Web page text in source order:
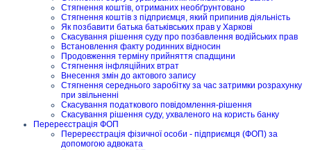
Стягнення коштів, отриманих необґрунтовано
Стягнення коштів з підприємця, який припинив діяльність
Як позбавити батька батьківських прав у Харкові
Скасування рішення суду про позбавлення водійських прав
Встановлення факту родинних відносин
Продовження терміну прийняття спадщини
Стягнення інфляційних втрат
Внесення змін до актового запису
Стягнення середнього заробітку за час затримки розрахунку
при звільненні
Скасування податкового повідомлення-рішення
Скасування рішення суду, ухваленого на користь банку
Перереєстрація ФОП
Перереєстрація фізичної особи - підприємця (ФОП) за
допомогою адвоката